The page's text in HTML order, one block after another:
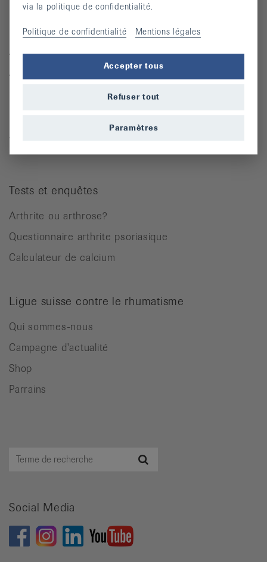
Maladies rhumatismales
Arthrite
Arthrose
Autres maladies rhumatismales
Tests et enquêtes
Arthrite ou arthrose?
Questionnaire arthrite psoriasique
Calculateur de calcium
Ligue suisse contre le rhumatisme
Qui sommes-nous
Campagne d'actualité
Shop
Parrains
Terme
Social Media
via la politique de confidentialité.
Politique de confidentialité Mentions légales
Accepter tous
Refuser tout
Paramètres